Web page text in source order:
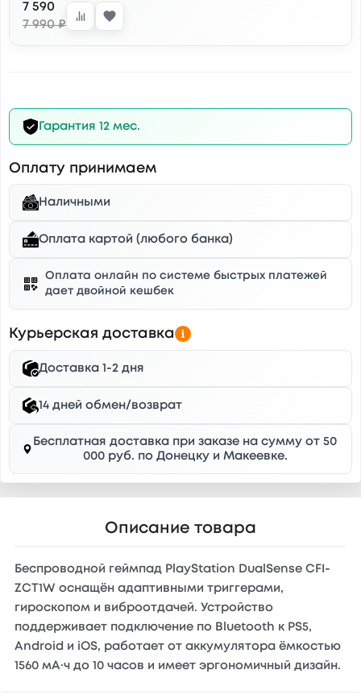
7 590
7 990 ₽
Гарантия 12 мес.
Оплату принимаем
Наличными
Оплата картой (любого банка)
Оплата онлайн по системе быстрых платежей
дает двойной кешбек
Курьерская доставка
Доставка 1-2 дня
14 дней обмен/возврат
Бесплатная доставка при заказе на сумму от 50
000 руб. по Донецку и Макеевке.
Описание товара
Беспроводной геймпад PlayStation DualSense CFI-
ZCT1W оснащён адаптивными триггерами,
гироскопом и виброотдачей. Устройство
поддерживает подключение по Bluetooth к PS5,
Android и iOS, работает от аккумулятора ёмкостью
1560 мА·ч до 10 часов и имеет эргономичный дизайн.